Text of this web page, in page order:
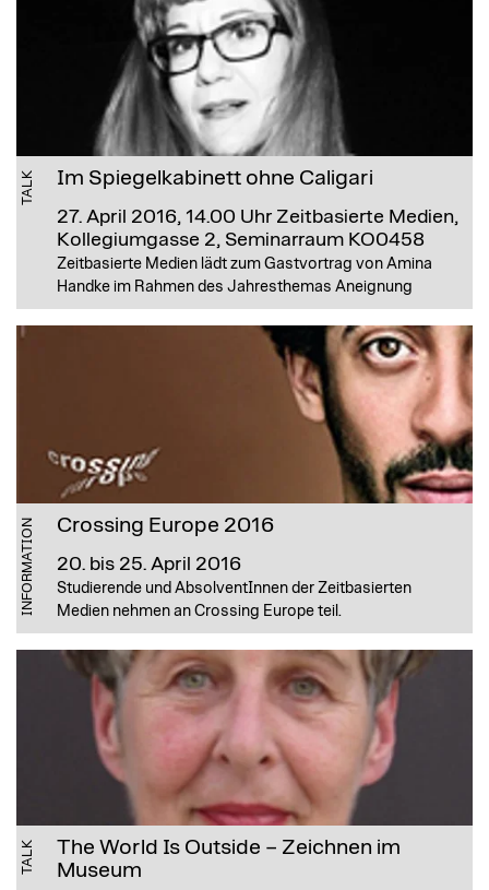
TALK Im Spiegelkabinett ohne Caligari
27. April 2016, 14.00 Uhr Zeitbasierte Medien,
Kollegiumgasse 2, Seminarraum KO0458
Zeitbasierte Medien lädt zum Gastvortrag von Amina
Handke im Rahmen des Jahresthemas Aneignung
INFORMATION Crossing Europe 2016
20. bis 25. April 2016
Studierende und AbsolventInnen der Zeitbasierten
Medien nehmen an Crossing Europe teil.
TALK
The World Is Outside – Zeichnen im
Museum